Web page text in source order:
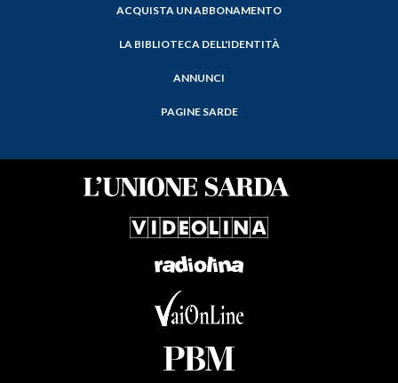
ACQUISTA UN ABBONAMENTO
LA BIBLIOTECA DELL'IDENTITÀ
ANNUNCI
PAGINE SARDE